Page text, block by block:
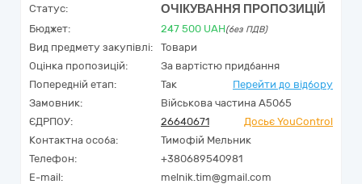
Статус: ОЧІКУВАННЯ ПРОПОЗИЦІЙ
Бюджет: 247 500 UAH(без ПДВ)
Вид предмету закупівлі:
Товари
Оцінка пропозицій:
За вартістю придбання
Попередній етап:
Так
Перейти до відбору
Замовник:
Військова частина А5065
ЄДРПОУ:
26640671
Досьє YouControl
Контактна особа:
Тимофій Мельник
Телефон:
+380689540981
E-mail:
melnik.tim@gmail.com